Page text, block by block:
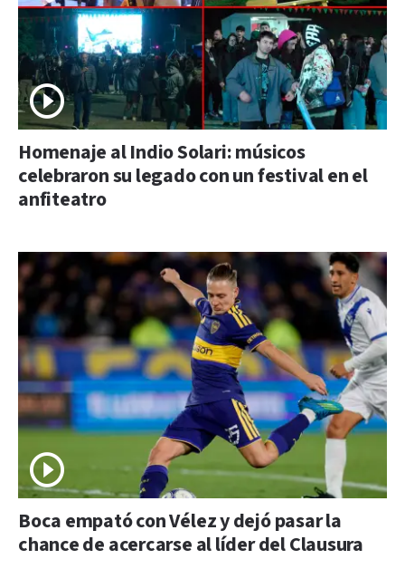
Homenaje al Indio Solari: músicos
celebraron su legado con un festival en el
anfiteatro
Boca empató con Vélez y dejó pasar la
chance de acercarse al líder del Clausura